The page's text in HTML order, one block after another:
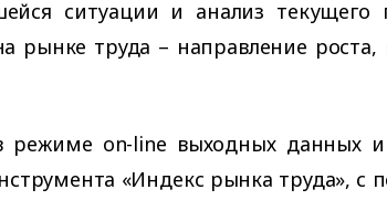
ситуации и анализ текущего
рынке труда – направление
режиме on-line выходных данных
«Индекс рынка труда», с